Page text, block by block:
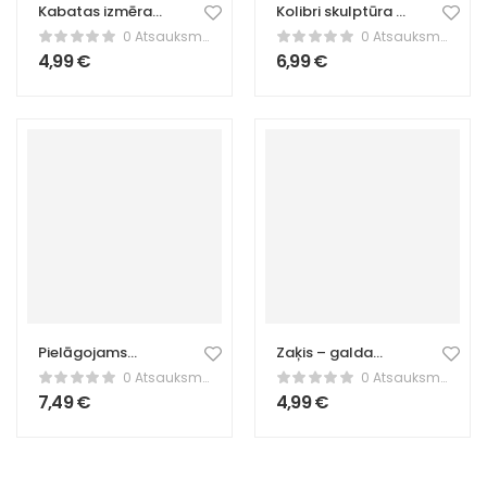
Kabatas izmēra
turētājs –
Pārnēsājams mini
somas turētājs
0 Atsauksmes
4,99€
Kolibri skulptūra –
Elegants putnu
dekors
0 Atsauksmes
6,99€
Pielāgojams
atslēgu piekariņš
– personalizēta
vārda zīme
0 Atsauksmes
7,49€
Zaķis – galda
dekors
0 Atsauksmes
4,99€